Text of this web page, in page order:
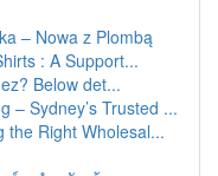
– Nowa z Plombą
: A Support...
Below det...
– Sydney’s Trusted ...
the Right Wholesal...